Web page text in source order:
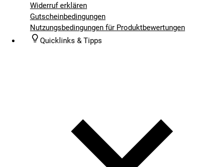
Widerruf erklären
Gutscheinbedingungen
Nutzungsbedingungen für Produktbewertungen
Quicklinks & Tipps